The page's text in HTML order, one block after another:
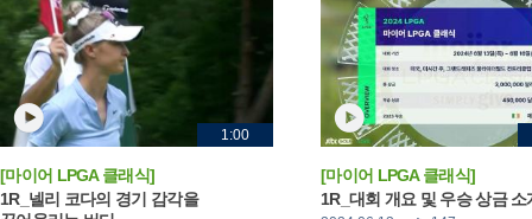
1:00
[마이어 LPGA 클래식]
1R_넬리 코다의 경기 감각을
[마이어 LPGA 클래식]
1R_대회 개요 및 우승 상금 소